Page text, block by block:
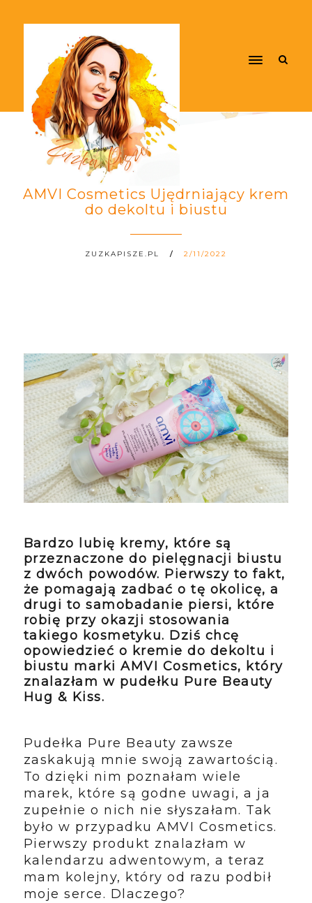
AMVI Cosmetics Ujędrniający krem
do dekoltu i biustu
ZUZKAPISZE.PL 2/11/2022
Bardzo lubię kremy, które są
przeznaczone do pielęgnacji biustu
z dwóch powodów. Pierwszy to fakt,
że pomagają zadbać o tę okolicę, a
drugi to samobadanie piersi, które
robię przy okazji stosowania
takiego kosmetyku. Dziś chcę
opowiedzieć o kremie do dekoltu i
biustu marki AMVI Cosmetics, który
znalazłam w pudełku Pure Beauty
Hug & Kiss.
Pudełka Pure Beauty zawsze
zaskakują mnie swoją zawartością.
To dzięki nim poznałam wiele
marek, które są godne uwagi, a ja
zupełnie o nich nie słyszałam. Tak
było w przypadku AMVI Cosmetics.
Pierwszy produkt znalazłam w
kalendarzu adwentowym, a teraz
mam kolejny, który od razu podbił
moje serce. Dlaczego?